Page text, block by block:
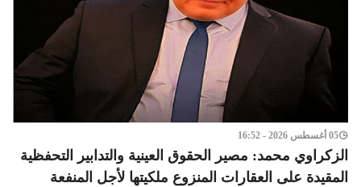
05 أغسطس 2026 - 16:52
الزكراوي محمد: مصير الحقوق العينية والتدابير التحفظية
المقيدة على العقارات المنزوع ملكيتها لأجل المنفعة